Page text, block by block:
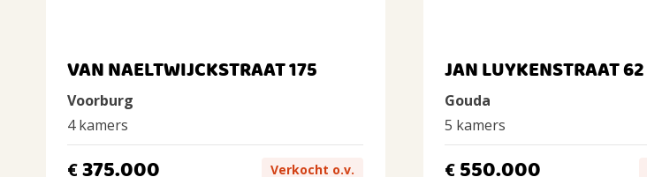
VAN NAELTWIJCKSTRAAT 175
Voorburg
4 kamers
€ Verkocht o.v.
JAN LUYKENSTRAAT 62
Gouda
5 kamers
€